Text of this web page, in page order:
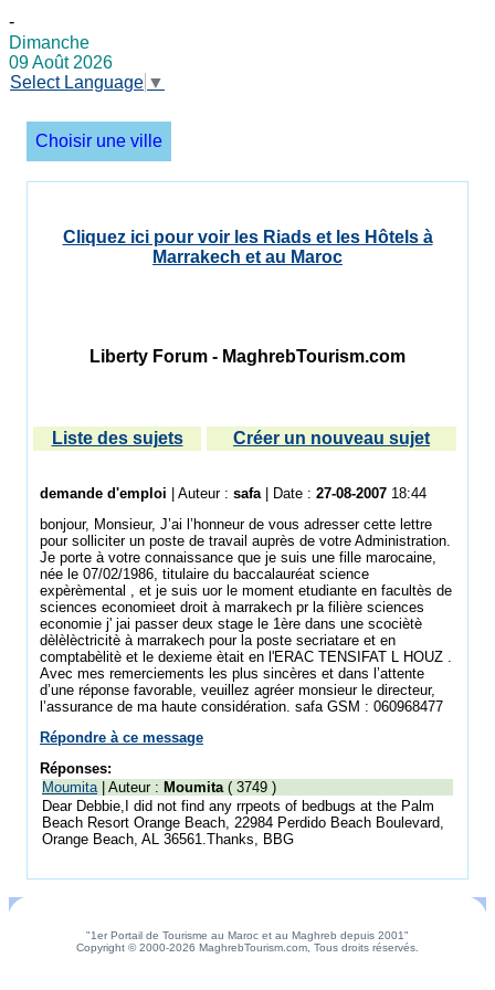
-
Dimanche
09 Août 2026
Select Language ▼
Choisir une ville
Cliquez ici pour voir les Riads et les Hôtels à
Marrakech et au Maroc
Liberty Forum - MaghrebTourism.com
Liste des sujets Créer un nouveau sujet
demande d'emploi | Auteur : safa| Date : 27-08-2007 18:44
bonjour, Monsieur, J’ai l’honneur de vous adresser cette lettre
pour solliciter un poste de travail auprès de votre Administration.
Je porte à votre connaissance que je suis une fille marocaine,
née le 07/02/1986, titulaire du baccalauréat science
expèrèmental , et je suis uor le moment etudiante en facultès de
sciences economieet droit à marrakech pr la filière sciences
economie j' jai passer deux stage le 1ère dans une scociètè
dèlèlèctricitè à marrakech pour la poste secriatare et en
comptabèlitè et le dexieme ètait en l'ERAC TENSIFAT L HOUZ .
Avec mes remerciements les plus sincères et dans l’attente
d’une réponse favorable, veuillez agréer monsieur le directeur,
l’assurance de ma haute considération. safa GSM : 060968477
Répondre à ce message
Réponses:
Moumita| Auteur : Moumita( 3749 )
Dear Debbie,I did not find any rrpeots of bedbugs at the Palm
Beach Resort Orange Beach, 22984 Perdido Beach Boulevard,
Orange Beach, AL 36561.Thanks, BBG
"1er Portail de Tourisme au Maroc et au Maghreb depuis 2001"
Copyright © 2000-2026 MaghrebTourism.com, Tous droits réservés.